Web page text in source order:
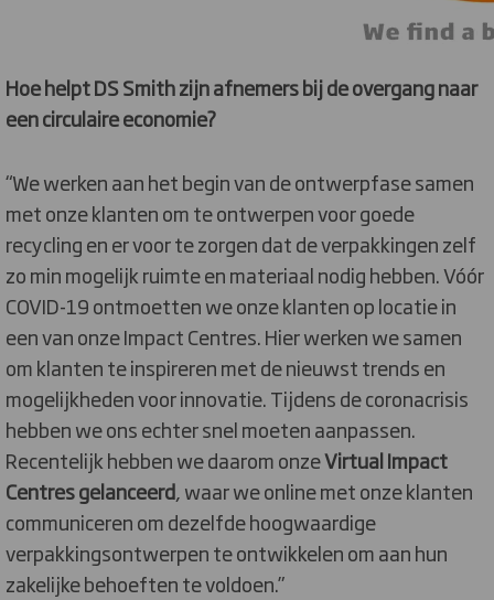
Hoe helpt DS Smith zijn afnemers bij de overgang naar
een circulaire economie?
“We werken aan het begin van de ontwerpfase samen
met onze klanten om te ontwerpen voor goede
recycling en er voor te zorgen dat de verpakkingen zelf
zo min mogelijk ruimte en materiaal nodig hebben. Vóór
COVID-19 ontmoetten we onze klanten op locatie in
een van onze Impact Centres. Hier werken we samen
om klanten te inspireren met de nieuwst trends en
mogelijkheden voor innovatie. Tijdens de coronacrisis
hebben we ons echter snel moeten aanpassen.
Recentelijk hebben we daarom onzeVirtual Impact
Centres gelanceerd, waar we online met onze klanten
communiceren om dezelfde hoogwaardige
verpakkingsontwerpen te ontwikkelen om aan hun
zakelijke behoeften te voldoen.”